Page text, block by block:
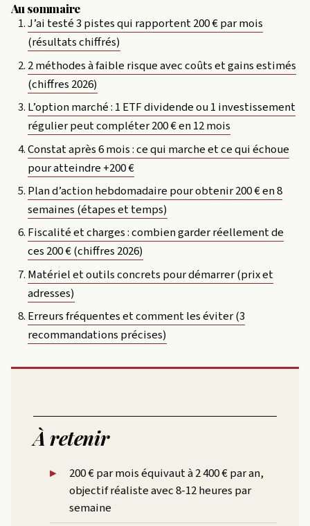
Au sommaire
J’ai testé 3 pistes qui rapportent 200 € par mois
(résultats chiffrés)
2 méthodes à faible risque avec coûts et gains estimés
(chiffres 2026)
L’option marché : 1 ETF dividende ou 1 investissement
régulier peut compléter 200 € en 12 mois
Constat après 6 mois : ce qui marche et ce qui échoue
pour atteindre +200 €
Plan d’action hebdomadaire pour obtenir 200 € en 8
semaines (étapes et temps)
Fiscalité et charges : combien garder réellement de
ces 200 € (chiffres 2026)
Matériel et outils concrets pour démarrer (prix et
adresses)
Erreurs fréquentes et comment les éviter (3
recommandations précises)
À retenir
200 € par mois équivaut à 2 400 € par an,
objectif réaliste avec 8-12 heures par
semaine